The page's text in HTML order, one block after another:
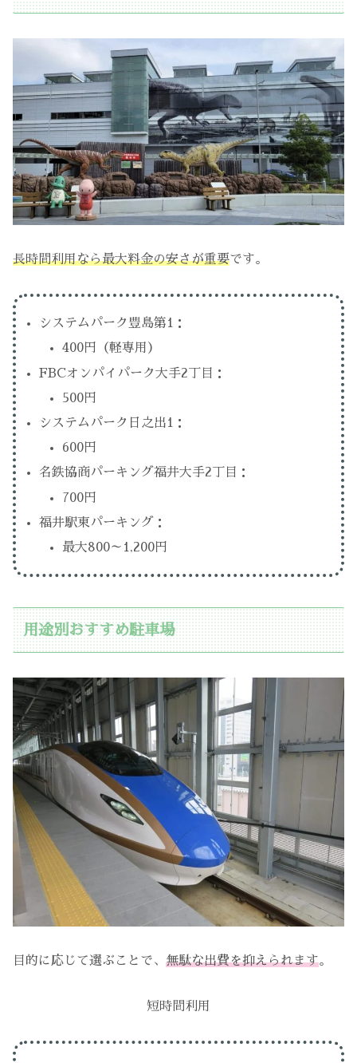
長時間利用なら最大料金の安さが重要です。
システムパーク豊島第1：
400円（軽専用）
FBCオンパイパーク大手2丁目：
500円
システムパーク日之出1：
600円
名鉄協商パーキング福井大手2丁目：
700円
福井駅東パーキング：
最大800～1,200円
用途別おすすめ駐車場
目的に応じて選ぶことで、 無駄な出費を抑えられます。
短時間利用